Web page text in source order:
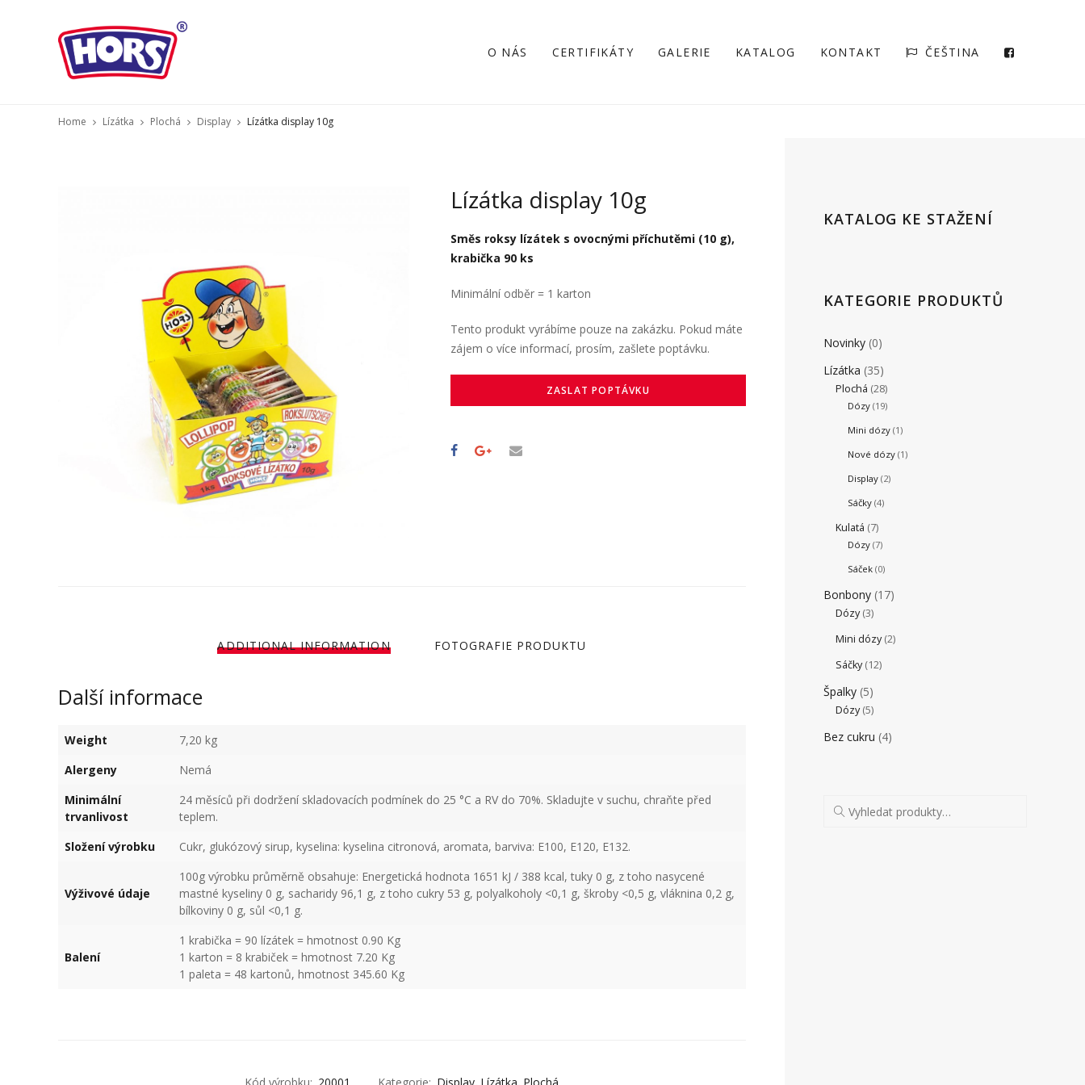
O NÁS CERTIFIKÁTY GALERIE KATALOG KONTAKT ČEŠTINA
Home Lízátka Plochá Display Lízátka display 10g
Lízátka display 10g
Směs roksy lízátek s ovocnými příchutěmi (10 g),
krabička 90 ks
Minimální odběr = 1 karton
Tento produkt vyrábíme pouze na zakázku. Pokud máte
zájem o více informací, prosím, zašlete poptávku.
ZASLAT POPTÁVKU
ADDITIONAL INFORMATION FOTOGRAFIE PRODUKTU
Další informace
Weight
7,20 kg
Alergeny
Nemá
Minimální
trvanlivost
24 měsíců při dodržení skladovacích podmínek do 25 °C a RV do 70%. Skladujte v suchu, chraňte před
teplem.
Složení výrobku
Cukr, glukózový sirup, kyselina: kyselina citronová, aromata, barviva: E100, E120, E132.
Výživové údaje
100g výrobku průměrně obsahuje: Energetická hodnota 1651 kJ / 388 kcal, tuky 0 g, z toho nasycené
mastné kyseliny 0 g, sacharidy 96,1 g, z toho cukry 53 g, polyalkoholy <0,1 g, škroby <0,5 g, vláknina 0,2 g,
bílkoviny 0 g, sůl <0,1 g.
Balení
1 krabička = 90 lízátek = hmotnost 0.90 Kg
1 karton = 8 krabiček = hmotnost 7.20 Kg
1 paleta = 48 kartonů, hmotnost 345.60 Kg
Kód výrobku: 20001 Kategorie: Display Lízátka Plochá
KATALOG KE STAŽENÍ
KATEGORIE PRODUKTŮ
Novinky (0)
Lízátka (35)
Plochá (28)
Dózy (19)
Mini dózy (1)
Nové dózy (1)
Display (2)
Sáčky (4)
Kulatá (7)
Dózy (7)
Sáček (0)
Bonbony (17)
Dózy (3)
Mini dózy (2)
Sáčky (12)
Špalky (5)
Dózy (5)
Bez cukru (4)